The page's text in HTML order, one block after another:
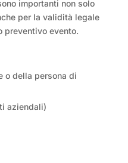
importanti non solo
per la validità legale
preventivo evento.
o della persona di
aziendali)